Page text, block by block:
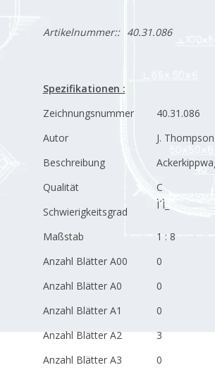
Artikelnummer:: 40.31.086
Spezifikationen :
Zeichnungsnummer
40.31.086
Autor
J. Thompson
Beschreibung
Qualität
C
Schwierigkeitsgrad
Ì´Ì_
Maßstab
1 : 8
Anzahl Blätter A00
0
Anzahl Blätter A0
0
Anzahl Blätter A1
0
Anzahl Blätter A2
3
Anzahl Blätter A3
0